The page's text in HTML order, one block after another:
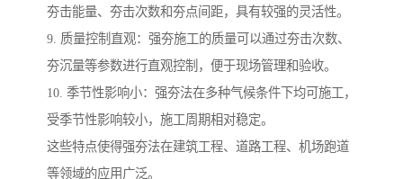
夯击能量、夯击次数和夯点间距，具有较强的灵活性。
9. 质量控制直观：强夯施工的质量可以通过夯击次数、
夯沉量等参数进行直观控制，便于现场管理和验收。
10. 季节性影响小：强夯法在多种气候条件下均可施工，
受季节性影响较小，施工周期相对稳定。
这些特点使得强夯法在建筑工程、道路工程、机场跑道
等领域的应用广泛。